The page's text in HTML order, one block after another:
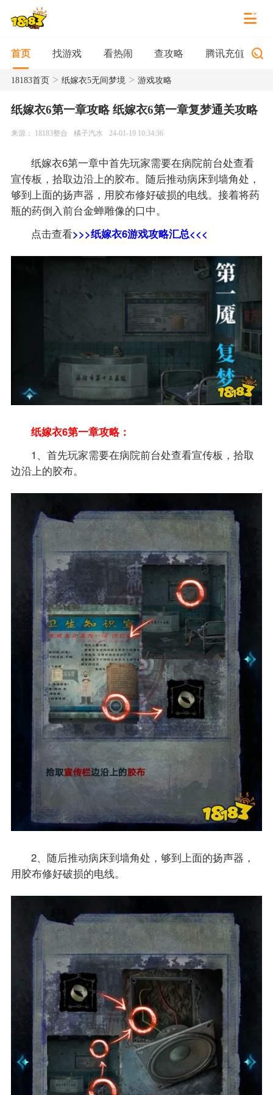
首页 找游戏 看热闹 查攻略 腾讯充值
18183首页> 纸嫁衣5无间梦境> 游戏攻略
纸嫁衣6第一章攻略 纸嫁衣6第一章复梦通关攻略
来源： 18183整合 橘子汽水 24-01-19 10:34:36
纸嫁衣6第一章中首先玩家需要在病院前台处查看
宣传板，拾取边沿上的胶布。随后推动病床到墙角处，
够到上面的扬声器，用胶布修好破损的电线。接着将药
瓶的药倒入前台金蝉雕像的口中。
点击查看>>>纸嫁衣6游戏攻略汇总<<<
纸嫁衣6第一章攻略：
1、首先玩家需要在病院前台处查看宣传板，拾取
边沿上的胶布。
2、随后推动病床到墙角处，够到上面的扬声器，
用胶布修好破损的电线。